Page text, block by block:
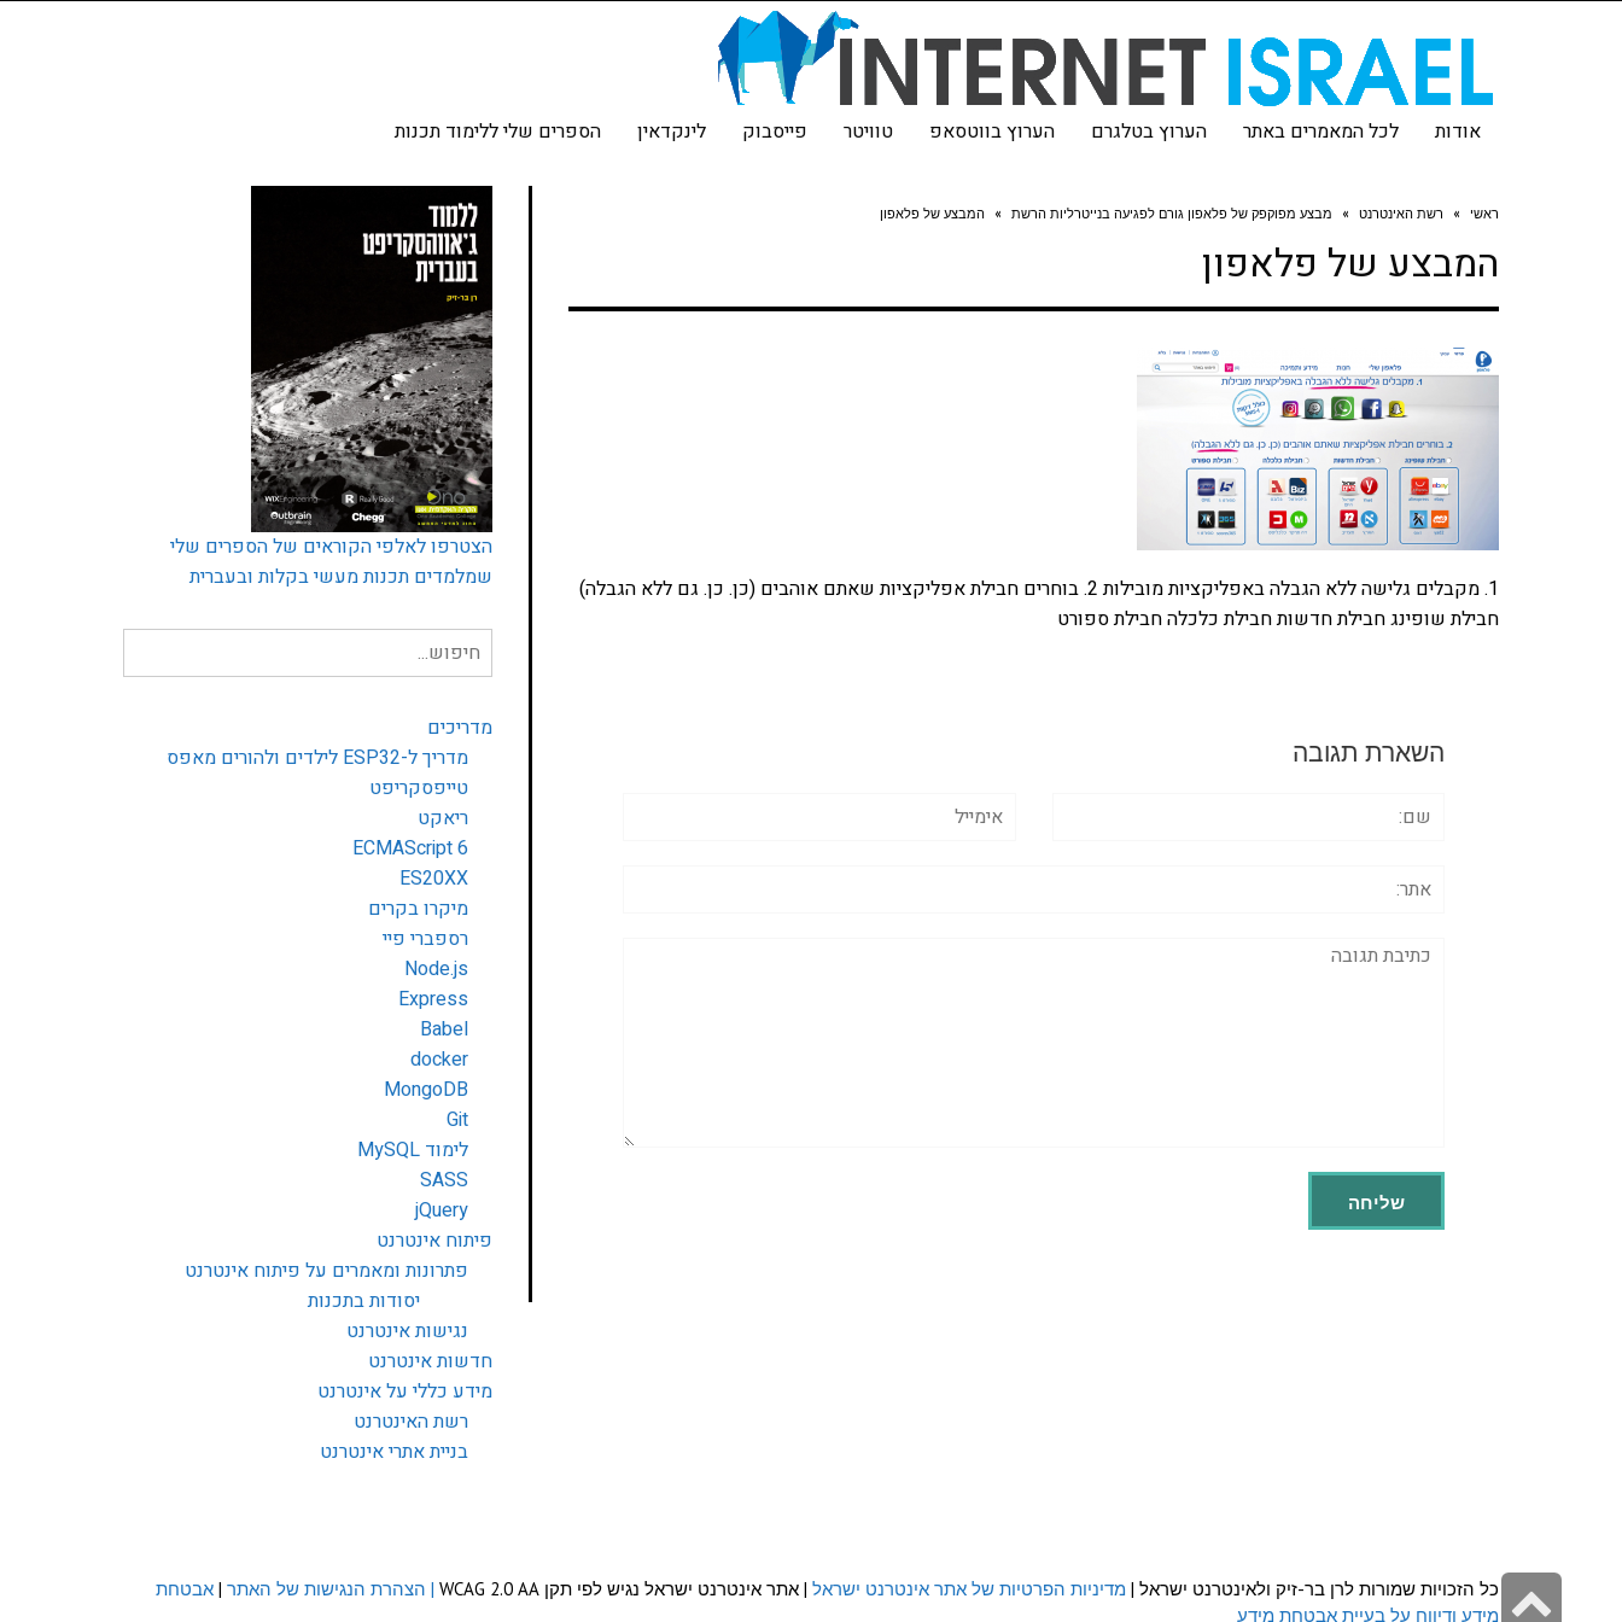
אודות לכל המאמרים באתר הערוץ בטלגרם הערוץ בווטסאפ טוויטר פייסבוק לינקדאין הספרים שלי ללימוד תכנות
ראשי » רשת האינטרנט » מבצע מפוקפק של פלאפון גורם לפגיעה בנייטרליות הרשת » המבצע של פלאפון
המבצע של פלאפון
1. מקבלים גלישה ללא הגבלה באפליקציות מובילות 2. בוחרים חבילת אפליקציות שאתם אוהבים (כן. כן. גם ללא הגבלה)
חבילת שופינג חבילת חדשות חבילת כלכלה חבילת ספורט
השארת תגובה
תגובה
הצטרפו לאלפי הקוראים של הספרים שלי
שמלמדים תכנות מעשי בקלות ובעברית
חיפוש
עבור:
מדריכים
מדריך ל-ESP32 לילדים ולהורים מאפס
טייפסקריפט
ריאקט
ECMAScript 6
ES20XX
מיקרו בקרים
רספברי פיי
Node.js
Express
Babel
docker
MongoDB
Git
לימוד MySQL
SASS
jQuery
פיתוח אינטרנט
פתרונות ומאמרים על פיתוח אינטרנט
יסודות בתכנות
נגישות אינטרנט
חדשות אינטרנט
מידע כללי על אינטרנט
רשת האינטרנט
בניית אתרי אינטרנט
כל הזכויות שמורות לרן בר-זיק ולאינטרנט ישראל | מדיניות הפרטיות של אתר אינטרנט ישראל | אתר אינטרנט ישראל נגיש לפי תקן WCAG 2.0 AA | הצהרת הנגישות של האתר | אבטחת
מידע ודיווח על בעיית אבטחת מידע
גלילה